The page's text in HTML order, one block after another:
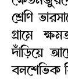
শ্রেণি
গ্রামে
দাঁড়িয়ে
বলশেভিক